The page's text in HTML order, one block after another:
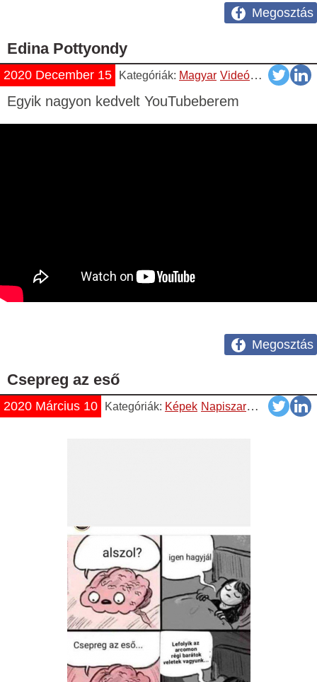
Megosztás
Edina Pottyondy
2020 December 15 Kategóriák: Magyar Videók YouTube
Egyik nagyon kedvelt YouTubeberem
Megosztás
Csepreg az eső
2020 Március 10 Kategóriák: Képek Napiszar Vicces